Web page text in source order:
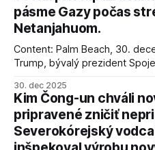
pásme Gazy počas
Netanjahuom.
Content: Palm Beach, 30.
Trump, bývalý prezident
kľúčové pre úspešné
AFP informuje, že Trump
podmienky dohody o prí
30. dec 2025
Kim Čong-un chváli
pripravené zničiť
Severokórejský